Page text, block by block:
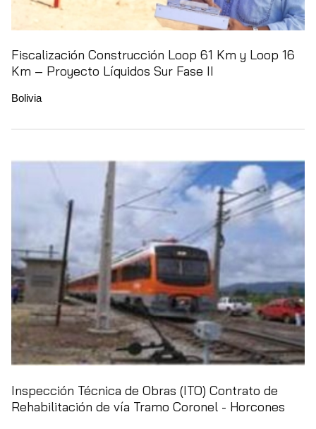
Fiscalización Construcción Loop 61 Km y Loop 16
Km – Proyecto Líquidos Sur Fase II
Bolivia
Inspección Técnica de Obras (ITO) Contrato de
Rehabilitación de vía Tramo Coronel - Horcones